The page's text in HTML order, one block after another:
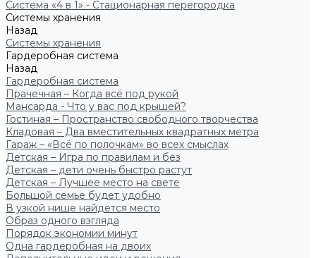
Система «4 в 1» - Стационарная перегородка
Системы хранения
Назад
Системы хранения
Гардеробная система
Назад
Гардеробная система
Прачечная – Когда всё под рукой
Мансарда - Что у вас под крышей?
Гостиная – Пространство свободного творчества
Кладовая – Два вместительных квадратных метра
Гараж – «Всё по полочкам» во всех смыслах
Детская – Игра по правилам и без
Детская – дети очень быстро растут
Детская – Лучшее место на свете
Большой семье будет удобно
В узкой нише найдется место
Образ одного взгляда
Порядок экономии минут
Одна гардеробная на двоих